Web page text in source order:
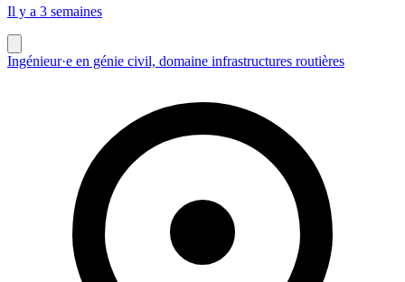
Il y a 3 semaines
Ingénieur·e en génie civil, domaine infrastructures routières